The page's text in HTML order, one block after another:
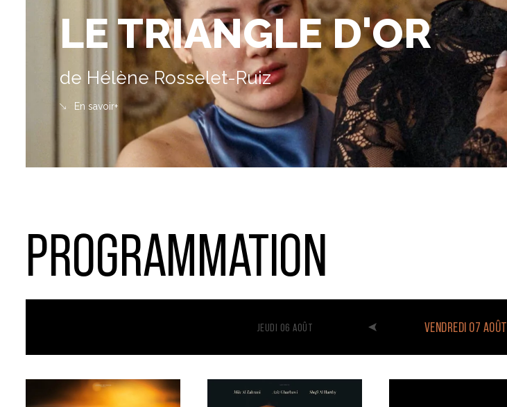
LE TRIANGLE D'OR
de Hélène Rosselet-Ruiz
En savoir+
PROGRAMMATION
JEUDI 06 AOÛT VENDREDI 07 AOÛT